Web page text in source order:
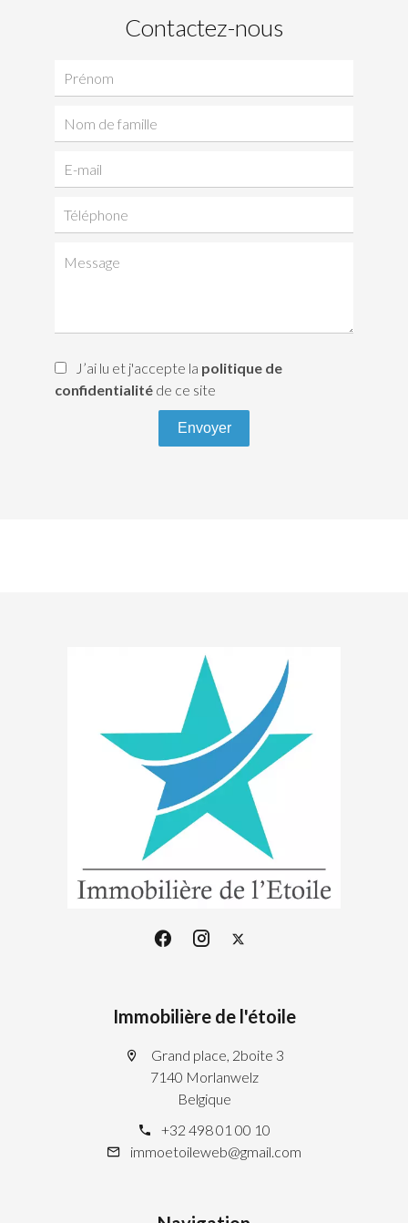
Contactez-nous
J’ai lu et j'accepte la politique de
confidentialité de ce site
Envoyer
Immobilière de l'étoile
Grand place, 2boite 3
7140 Morlanwelz
Belgique
+32 498 01 00 10
immoetoileweb@gmail.com